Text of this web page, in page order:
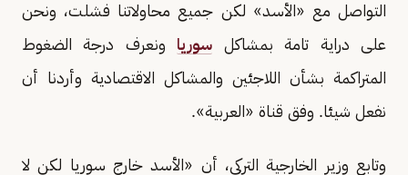
التواصل مع «الأسد» لكن جميع محاولاتنا فشلت، ونحن
على دراية تامة بمشاكل سوريا ونعرف درجة الضغوط
المتراكمة بشأن اللاجئين والمشاكل الاقتصادية وأردنا أن
نفعل شيئا. وفق قناة «العربية».
وتابع وزير الخارجية التركي، أن «الأسد خارج سوريا لكن لا